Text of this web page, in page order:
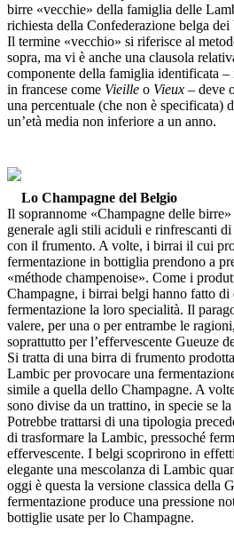
birre «vecchie» della famiglia delle
richiesta della Confederazione belga
Il termine «vecchio» si riferisce al
sopra, ma vi è anche una clausola
componente della famiglia identificata
in francese come Vieille o Vieux – deve
una percentuale (che non è specificata)
un’età media non inferiore a un anno.
Lo Champagne del Belgio
Il soprannome «Champagne delle birre»
generale agli stili aciduli e rinfrescanti
con il frumento. A volte, i birrai il cui
fermentazione in bottiglia prendono a
«méthode champenoise». Come i
Champagne, i birrai belgi hanno fatto di
fermentazione la loro specialità. Il
valere, per una o per entrambe le
soprattutto per l’effervescente Gueuze
Si tratta di una birra di frumento
Lambic per provocare una
simile a quella dello Champagne. A
sono divise da un trattino, in specie se
Potrebbe trattarsi di una tipologia
di trasformare la Lambic, pressoché
effervescente. I belgi scoprirono in
elegante una mescolanza di Lambic
oggi è questa la versione classica della
fermentazione produce una pressione
bottiglie usate per lo Champagne.